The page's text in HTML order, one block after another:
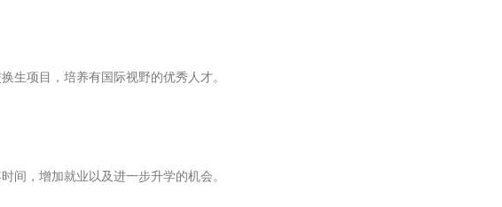
项目，培养有国际视野的优秀人才。
，增加就业以及进一步升学的机会。